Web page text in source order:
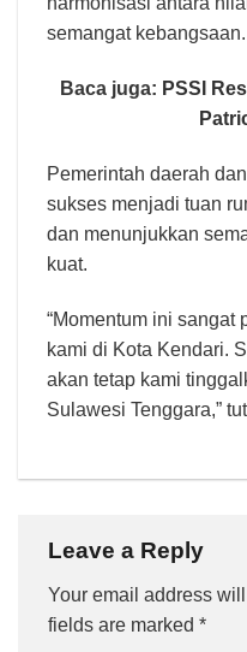
semangat kebangsaan.
Baca juga: PSSI
Pemerintah daerah
sukses menjadi tuan
dan menunjukkan
kuat.
“Momentum ini sangat
kami di Kota Kendari.
akan tetap kami
Sulawesi Tenggara,”
Leave a Reply
Your email address
fields are marked *